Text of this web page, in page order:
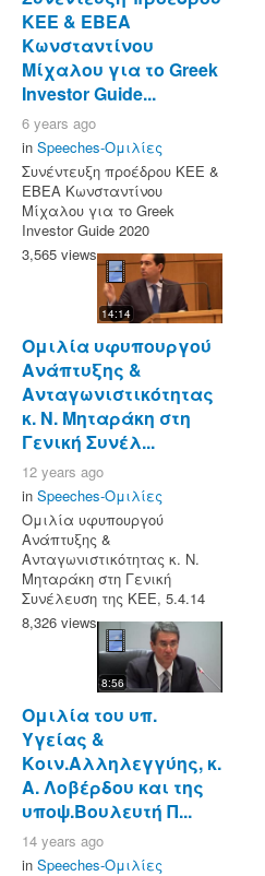
ΚΕΕ & ΕΒΕΑ
Κωνσταντίνου
Μίχαλου για το Greek
Investor Guide...
6 years ago
in Speeches-Ομιλίες
Συνέντευξη προέδρου ΚΕΕ &
ΕΒΕΑ Κωνσταντίνου
Μίχαλου για το Greek
Investor Guide 2020
3,565 views
14:14
Ομιλία υφυπουργού
Ανάπτυξης &
Ανταγωνιστικότητας
κ. Ν. Μηταράκη στη
Γενική Συνέλ...
12 years ago
in Speeches-Ομιλίες
Ομιλία υφυπουργού
Ανάπτυξης &
Ανταγωνιστικότητας κ. Ν.
Μηταράκη στη Γενική
Συνέλευση της ΚΕΕ, 5.4.14
8,326 views
8:56
Ομιλία του υπ.
Υγείας &
Κοιν.Αλληλεγγύης, κ.
Α. Λοβέρδου και της
υποψ.Βουλευτή Π...
14 years ago
in Speeches-Ομιλίες